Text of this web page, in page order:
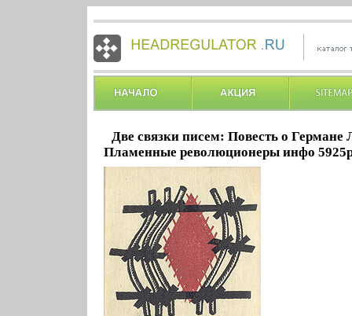
Две связки писем: Повесть о Германе
Пламенные революционеры инфо